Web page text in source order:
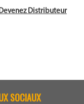
Distributeur
SOCIAUX